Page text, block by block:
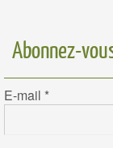
Abonnez-
E-mail *